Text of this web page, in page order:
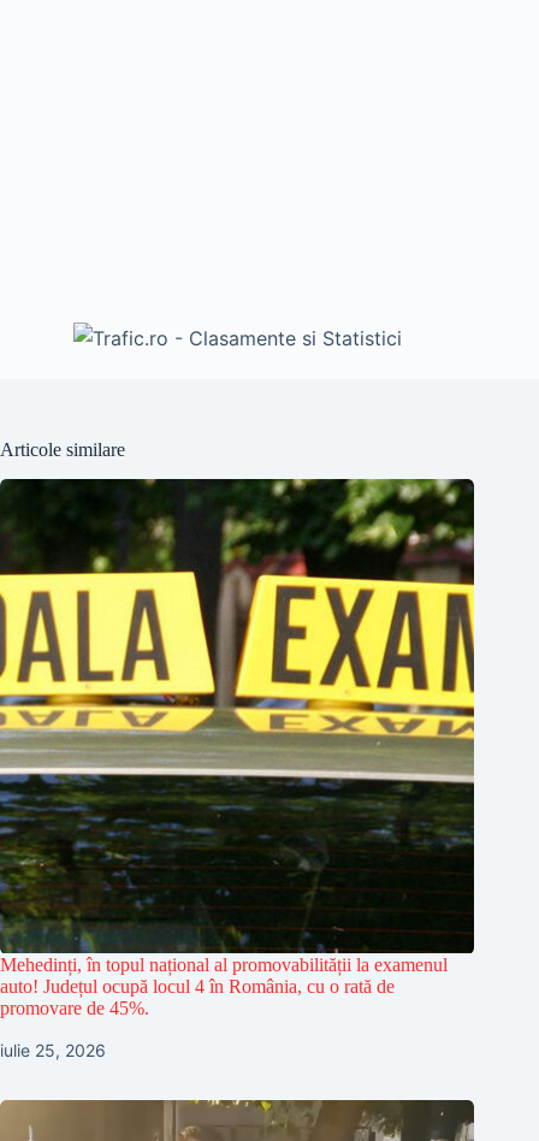
Articole similare
Mehedinți, în topul național al promovabilității la examenul
auto! Județul ocupă locul 4 în România, cu o rată de
promovare de 45%.
iulie 25, 2026